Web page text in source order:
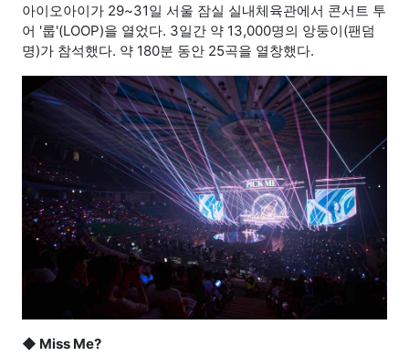
아이오아이가 29~31일 서울 잠실 실내체육관에서 콘서트 투
어 '룹'(LOOP)을 열었다. 3일간 약 13,000명의 앙둥이(팬덤
명)가 참석했다. 약 180분 동안 25곡을 열창했다.
◆ Miss Me?